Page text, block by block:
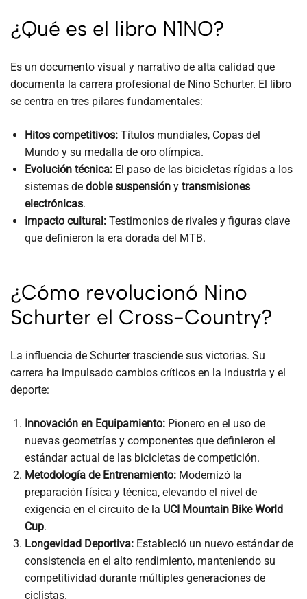
¿Qué es el libro N1NO?
Es un documento visual y narrativo de alta calidad que
documenta la carrera profesional de Nino Schurter. El libro
se centra en tres pilares fundamentales:
Hitos competitivos:Títulos mundiales, Copas del
Mundo y su medalla de oro olímpica.
Evolución técnica:El paso de las bicicletas rígidas a los
sistemas de doble suspensióny transmisiones
electrónicas.
Impacto cultural:Testimonios de rivales y figuras clave
que definieron la era dorada del MTB.
¿Cómo revolucionó Nino
Schurter el Cross-Country?
La influencia de Schurter trasciende sus victorias. Su
carrera ha impulsado cambios críticos en la industria y el
deporte:
Innovación en Equipamiento:Pionero en el uso de
nuevas geometrías y componentes que definieron el
estándar actual de las bicicletas de competición.
Metodología de Entrenamiento:Modernizó la
preparación física y técnica, elevando el nivel de
exigencia en el circuito de la UCI Mountain Bike World
Cup.
Longevidad Deportiva:Estableció un nuevo estándar de
consistencia en el alto rendimiento, manteniendo su
competitividad durante múltiples generaciones de
ciclistas.